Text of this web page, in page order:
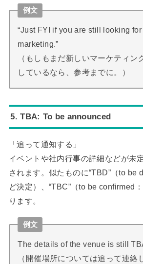
例文
“Just FYI if you are still looking
marketing.”
（もしもまだ新しいマーケティン
しているなら、参考までに。）
5. TBA: To be announced
「追って通知する」
イベントや社内行事の詳細などが未
されます。似たものに“TBD”（to be
ど決定）、“TBC”（to be confirmed
ります。
例文
The details of the venue is still
（開催場所については追って連絡